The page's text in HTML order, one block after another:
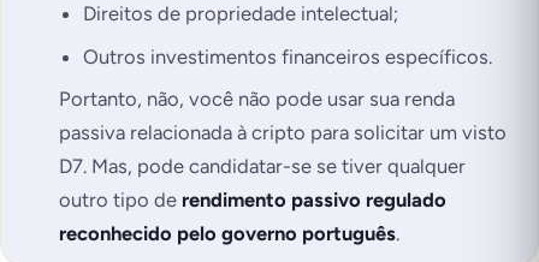
Direitos de propriedade intelectual;
Outros investimentos financeiros específicos.
Portanto, não, você não pode usar sua renda
passiva relacionada à cripto para solicitar um visto
D7. Mas, pode candidatar-se se tiver qualquer
outro tipo de rendimento passivo regulado
reconhecido pelo governo português.